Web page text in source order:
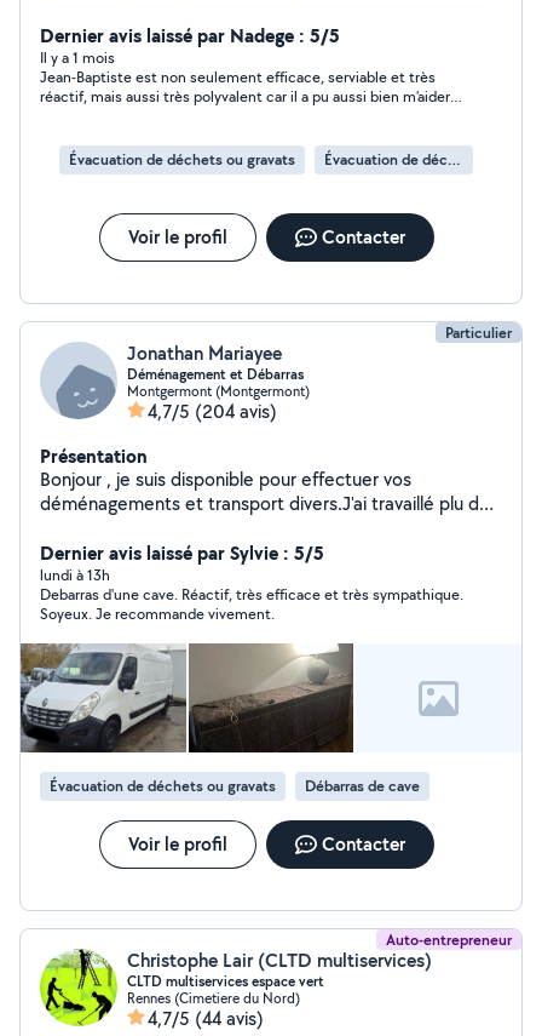
j'ai realisé entierement ma fosse septique et j'ai été
contrôlé par Rennes Métropole
Dernier avis laissé par Nadege : 5/5
Il y a 1 mois
Jean-Baptiste est non seulement efficace, serviable et très
réactif, mais aussi très polyvalent car il a pu aussi bien m'aider
faire mieux que les deux derniers artisans plombiers venus à la
maison ! J'ai vraiment confiance en lui.
Évacuation de déchets ou gravats Évacuation de déchets
Voir le profil Contacter
Particulier
Jonathan Mariayee
Déménagement et Débarras
Montgermont (Montgermont)
4,7/5 (204 avis)
Présentation
Bonjour , je suis disponible pour effectuer vos
déménagements et transport divers.J'ai travaillé plu de
montage et démontage de meubles et également
l'emballage de vos mobilier . Toujours prêt à rendre
services . À bientôt
Dernier avis laissé par Sylvie : 5/5
lundi à 13h
Debarras d'une cave. Réactif, très efficace et très sympathique.
Soyeux. Je recommande vivement.
Évacuation de déchets ou gravats Débarras de cave
Voir le profil Contacter
Auto-entrepreneur
Christophe Lair (CLTD multiservices)
CLTD multiservices espace vert
Rennes (Cimetiere du Nord)
4,7/5 (44 avis)